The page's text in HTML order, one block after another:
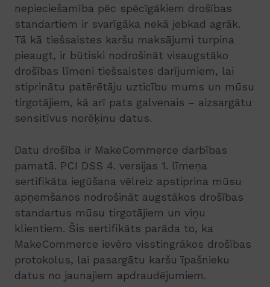
nepieciešamība pēc spēcīgākiem drošības
standartiem ir svarīgāka nekā jebkad agrāk.
Tā kā tiešsaistes karšu maksājumi turpina
pieaugt, ir būtiski nodrošināt visaugstāko
drošības līmeni tiešsaistes darījumiem, lai
stiprinātu patērētāju uzticību mums un mūsu
tirgotājiem, kā arī pats galvenais – aizsargātu
sensitīvus norēķinu datus.
Datu drošība ir MakeCommerce darbības
pamatā. PCI DSS 4. versijas 1. līmeņa
sertifikāta iegūšana vēlreiz apstiprina mūsu
apņemšanos nodrošināt augstākos drošības
standartus mūsu tirgotājiem un viņu
klientiem. Šis sertifikāts parāda to, ka
MakeCommerce ievēro visstingrākos drošības
protokolus, lai pasargātu karšu īpašnieku
datus no jaunajiem apdraudējumiem.